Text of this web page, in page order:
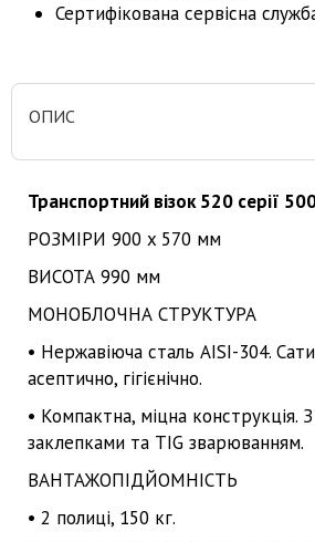
Сертифікована сервісна
ОПИС
Транспортний візок 520 серії
РОЗМІРИ 900 x 570 мм
ВИСОТА 990 мм
МОНОБЛОЧНА СТРУКТУРА
• Нержавіюча сталь AISI-304.
асептично, гігієнічно.
• Компактна, міцна конструкція.
заклепками та TIG зварюванням.
ВАНТАЖОПІДЙОМНІСТЬ
• 2 полиці, 150 кг.